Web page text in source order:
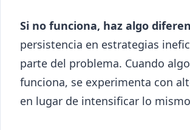
Si no funciona, haz algo
persistencia en estrategias
parte del problema. Cuando
funciona, se experimenta con
en lugar de intensificar lo